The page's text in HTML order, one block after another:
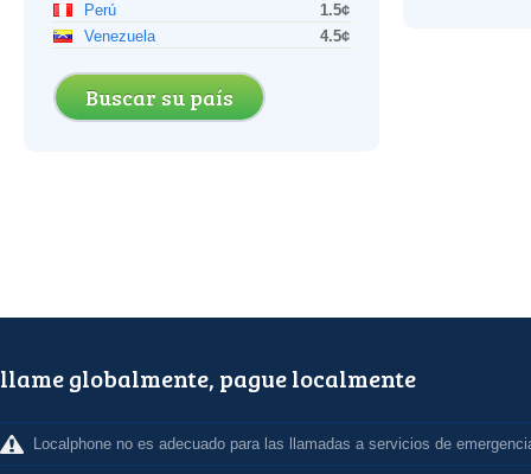
Perú
1.5¢
Venezuela
4.5¢
Buscar su país
llame globalmente, pague localmente
Localphone no es adecuado para las llamadas a servicios de